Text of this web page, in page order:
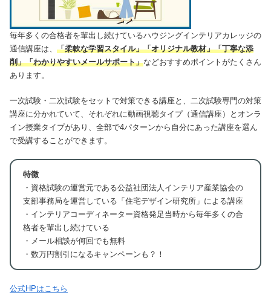
毎年多くの合格者を輩出し続けているハウジングインテリアカレッジの
通信講座は、 「柔軟な学習スタイル」「オリジナル教材」「丁寧な添
削」「わかりやすいメールサポート」などおすすめポイントがたくさん
あります。
一次試験・二次試験をセットで対策できる講座と、二次試験専門の対策
講座に分かれていて、それぞれに動画視聴タイプ（通信講座）とオンラ
イン授業タイプがあり、全部で4パターンから自分にあった講座を選ん
で受講することができます。
特徴
・資格試験の運営元である公益社団法人インテリア産業協会の
支部事務局を運営している「住宅デザイン研究所」による講座
・インテリアコーディネーター資格発足当時から毎年多くの合
格者を輩出し続けている
・メール相談が何回でも無料
・数万円割引になるキャンペーンも？！
公式HPはこちら